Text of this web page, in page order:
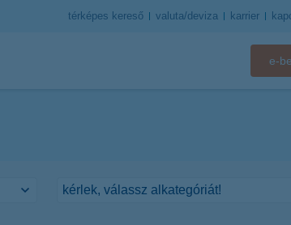
térképes kereső valuta/deviza karrier
e-